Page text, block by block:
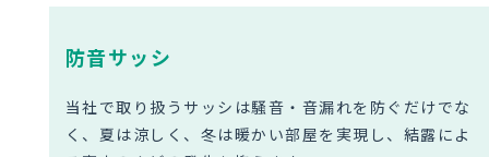
防音サッシ
当社で取り扱うサッシは騒音・音漏れを防ぐだけでな
く、夏は涼しく、冬は暖かい部屋を実現し、結露によ